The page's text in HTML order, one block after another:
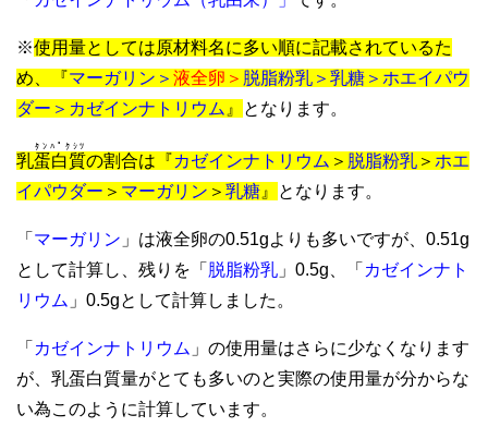
※使用量としては原材料名に多い順に記載されているた
め、
『マーガリン＞ 液全卵 ＞ 脱脂粉乳＞ 乳糖＞ ホエイパウ
ダー＞ カゼインナトリウム 』 となります。
乳蛋白質
ﾀﾝﾊﾟｸｼﾂ
の割合は『カゼインナトリウム ＞ 脱脂粉乳 ＞ ホエ
イパウダー ＞ マーガリン ＞ 乳糖 』 となります。
「 マーガリン 」は液全卵の0.51gよりも多いですが、0.51g
として計算し、残りを「 脱脂粉乳 」0.5g、「 カゼインナト
リウム 」0.5gとして計算しました。
「 カゼインナトリウム 」の使用量はさらに少なくなります
が、乳蛋白質量がとても多いのと実際の使用量が分からな
い為このように計算しています。